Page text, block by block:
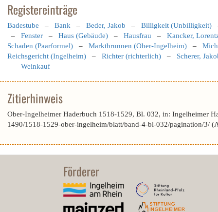
Registereinträge
Badestube – Bank – Beder, Jakob – Billigkeit (Unbilligkeit)
– Fenster – Haus (Gebäude) – Hausfrau – Kancker,
Schaden (Paarformel) – Marktbrunnen (Ober-Ingelheim) –
Reichsgericht (Ingelheim) – Richter (richterlich) – Scherer,
– Weinkauf –
Zitierhinweis
Ober-Ingelheimer Haderbuch 1518-1529, Bl. 032, in: Ingelheimer
1490/1518-1529-ober-ingelheim/blatt/band-4-bl-032/pagination/3/
Förderer